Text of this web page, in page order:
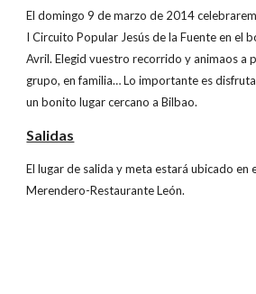
El domingo 9 de marzo de 2014
I Circuito Popular Jesús de la Fuente en el
Avril. Elegid vuestro recorrido y animaos a
grupo, en familia… Lo importante es
un bonito lugar cercano a Bilbao.
Salidas
El lugar de salida y meta estará ubicado en
Merendero-Restaurante León.